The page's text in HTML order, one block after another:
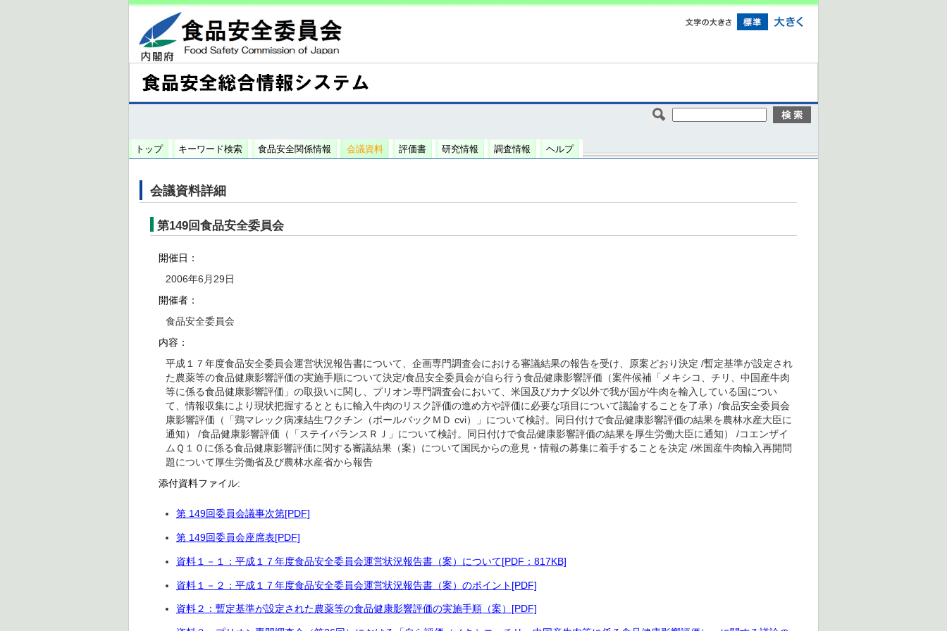
トップ キーワード検索 食品安全関係情報 会議資料 評価書 研究情報 調査情報 ヘルプ
会議資料詳細
第149回食品安全委員会
開催日：
2006年6月29日
開催者：
食品安全委員会
内容：
平成１７年度食品安全委員会運営状況報告書について、企画専門調査会における審議結果の報告を受け、原案どおり決定 /暫定基準が設定され
た農薬等の食品健康影響評価の実施手順について決定/食品安全委員会が自ら行う食品健康影響評価（案件候補「メキシコ、チリ、中国産牛肉
等に係る食品健康影響評価」の取扱いに関し、プリオン専門調査会において、米国及びカナダ以外で我が国が牛肉を輸入している国につい
て、情報収集により現状把握するとともに輸入牛肉のリスク評価の進め方や評価に必要な項目について議論することを了承）/食品安全委員会
康影響評価（「鶏マレック病凍結生ワクチン（ポールバックＭＤ cvi）」について検討。同日付けで食品健康影響評価の結果を農林水産大臣に
通知） /食品健康影響評価（「ステイバランスＲＪ」について検討。同日付けで食品健康影響評価の結果を厚生労働大臣に通知） /コエンザイ
ムＱ１０に係る食品健康影響評価に関する審議結果（案）について国民からの意見・情報の募集に着手することを決定 /米国産牛肉輸入再開問
題について厚生労働省及び農林水産省から報告
添付資料ファイル:
第 149回委員会議事次第[PDF]
第 149回委員会座席表[PDF]
資料１－１：平成１７年度食品安全委員会運営状況報告書（案）について[PDF：817KB]
資料１－２：平成１７年度食品安全委員会運営状況報告書（案）のポイント[PDF]
資料２：暫定基準が設定された農薬等の食品健康影響評価の実施手順（案）[PDF]